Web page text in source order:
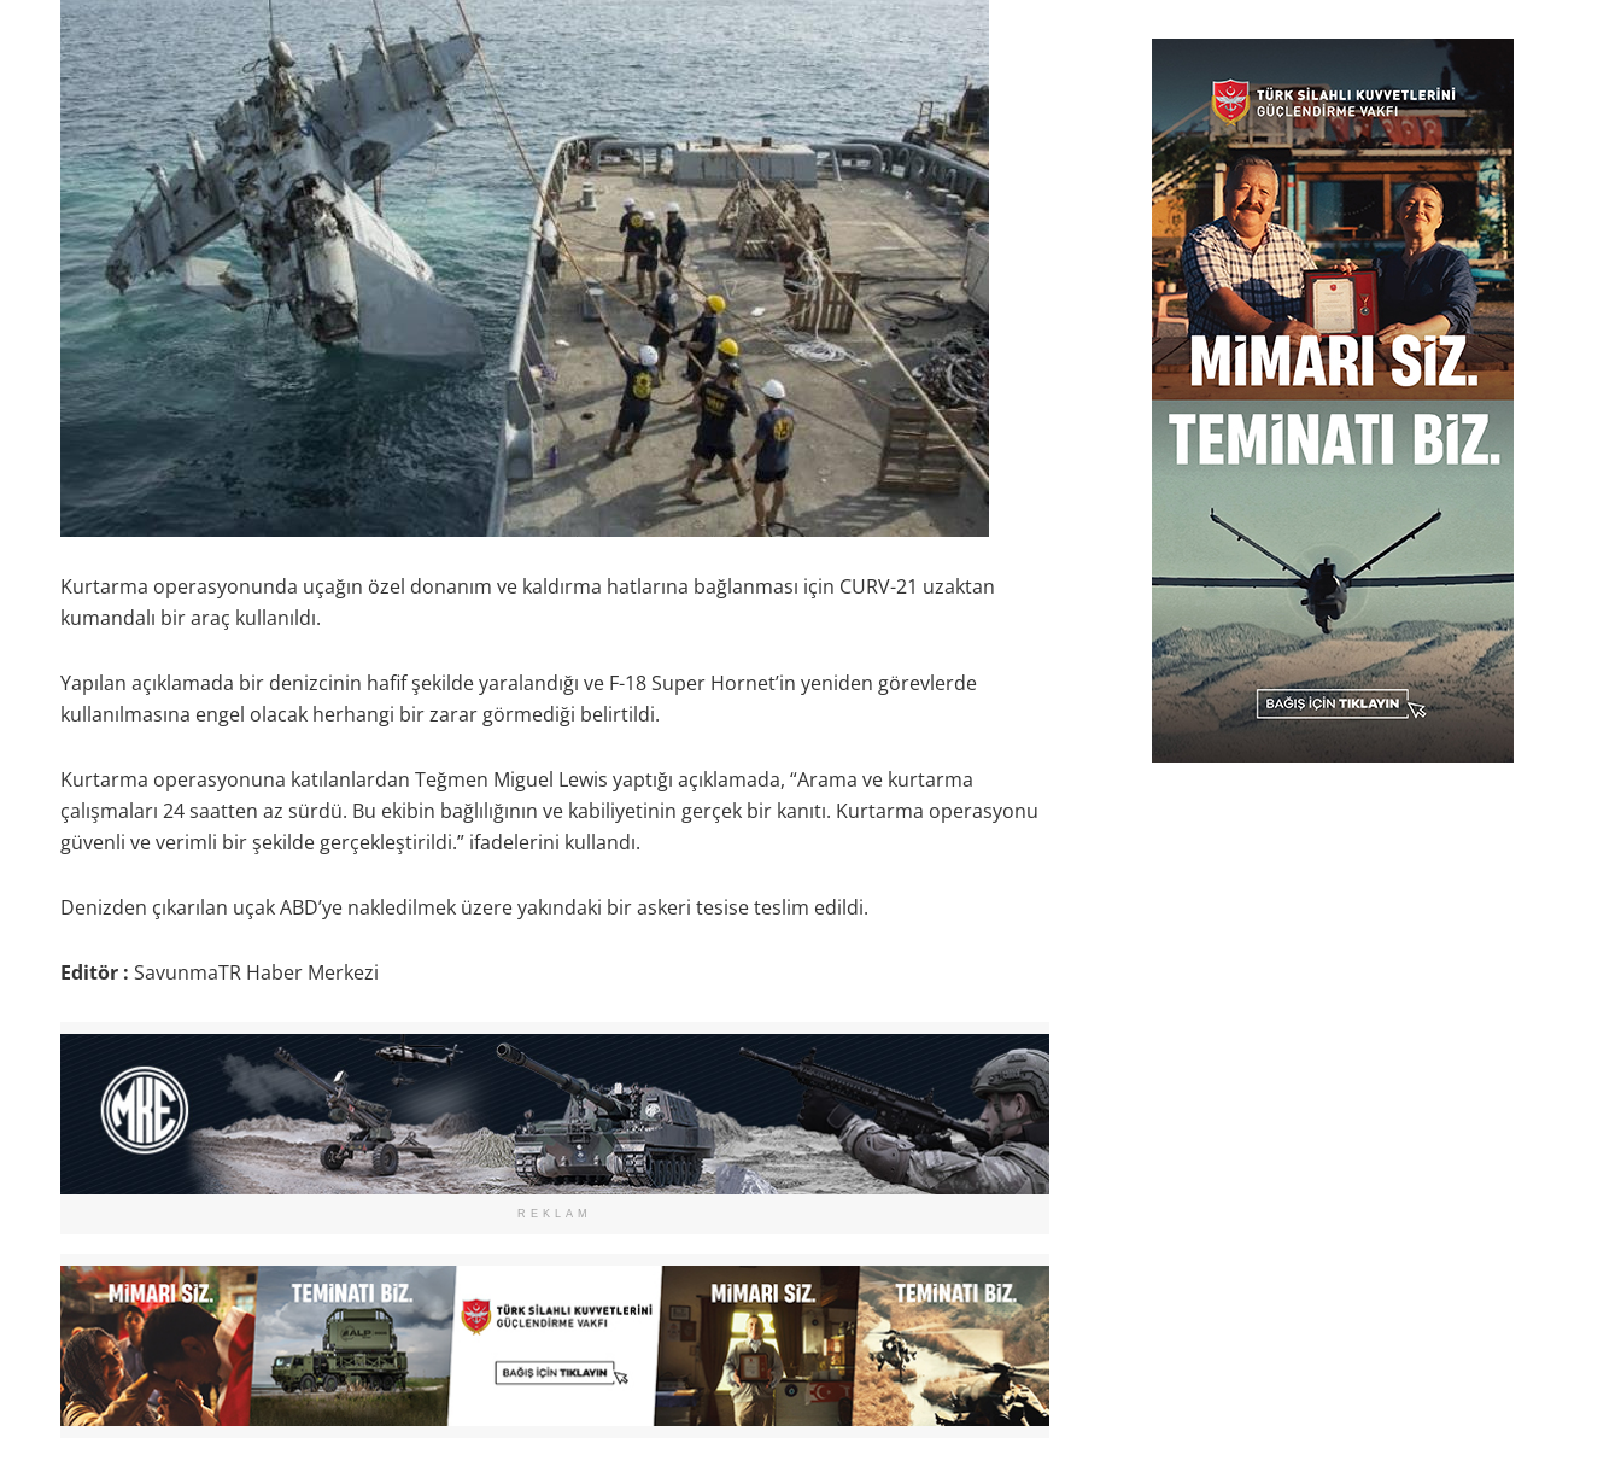
Kurtarma operasyonunda uçağın özel donanım ve kaldırma hatlarına bağlanması için CURV-21 uzaktan
kumandalı bir araç kullanıldı.
Yapılan açıklamada bir denizcinin hafif şekilde yaralandığı ve F-18 Super Hornet’in yeniden görevlerde
kullanılmasına engel olacak herhangi bir zarar görmediği belirtildi.
Kurtarma operasyonuna katılanlardan Teğmen Miguel Lewis yaptığı açıklamada, “Arama ve kurtarma
çalışmaları 24 saatten az sürdü. Bu ekibin bağlılığının ve kabiliyetinin gerçek bir kanıtı. Kurtarma operasyonu
güvenli ve verimli bir şekilde gerçekleştirildi.” ifadelerini kullandı.
Denizden çıkarılan uçak ABD’ye nakledilmek üzere yakındaki bir askeri tesise teslim edildi.
Editör : SavunmaTR Haber Merkezi
REKLAM